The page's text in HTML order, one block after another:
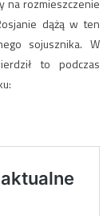
na rozmieszczenie
dążą w ten
sojusznika. W
to podczas